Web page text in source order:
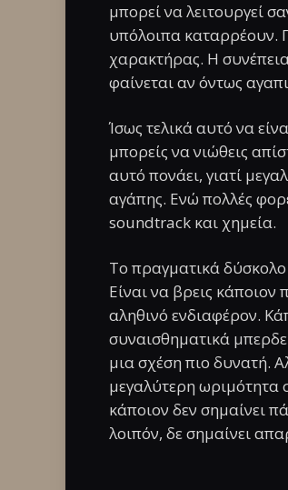
μπορεί να λειτουργεί
υπόλοιπα καταρρέουν.
χαρακτήρας. Η
φαίνεται αν όντως
Ίσως τελικά αυτό να
μπορείς να νιώθεις
αυτό πονάει, γιατί
αγάπης. Ενώ πολλές
soundtrack και χημεία.
Το πραγματικά δύσκολο
Είναι να βρεις
αληθινό ενδιαφέρον.
συναισθηματικά
μια σχέση πιο δυνατή.
μεγαλύτερη ωριμότητα
κάποιον δεν σημαίνει
λοιπόν, δε σημαίνει